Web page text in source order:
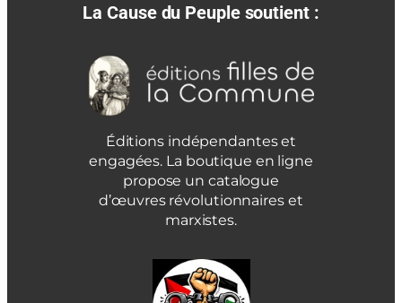
La Cause du Peuple soutient :
Éditions indépendantes et
engagées. La boutique en ligne
propose un catalogue
d’œuvres révolutionnaires et
marxistes.